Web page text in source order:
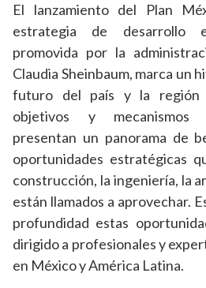
El lanzamiento del Plan
estrategia de desarrollo
promovida por la
Claudia Sheinbaum, marca un
futuro del país y la región
objetivos y mecanismos
presentan un panorama de
oportunidades estratégicas
construcción, la ingeniería, la
están llamados a aprovechar.
profundidad estas
dirigido a profesionales y
en México y América Latina.